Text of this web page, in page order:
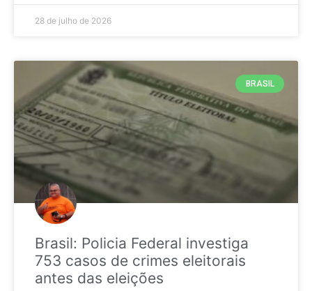
28 de julho de 2026
BRASIL
Brasil: Policia Federal investiga
753 casos de crimes eleitorais
antes das eleições